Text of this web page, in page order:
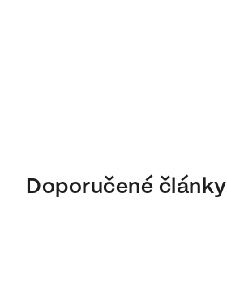
Doporučené články